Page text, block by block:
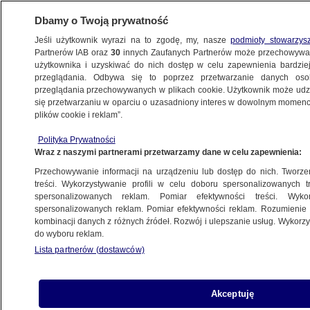
BIZNES
NAJNOWSZE
od dziesięcioleci
22.06.2010, 20:50Aktualizacja: 22.06.2010, 21:23
Udostępnij
Najbardziej restrykcyjny budżet od
11 brytyjski minister finansów George Osborne.
Dbamy o Twoją prywatność
Jeśli użytkownik wyrazi na to zgodę, my, naszepodmioty
Partnerów IAB oraz30 innych Zaufanych Partnerów może
użytkownika i uzyskiwać do nich dostęp w celu zapewnienia
przeglądania. Odbywa się to poprzez przetwarzanie danych
przeglądania przechowywanych w plikach cookie. Użytkownik może
się przetwarzaniu w oparciu o uzasadniony interes w dowolnym
plików cookie i reklam”.
Polityka Prywatności
Wraz z naszymi partnerami przetwarzamy dane w celu zapewnienia:
Przechowywanie informacji na urządzeniu lub dostęp do nich.
treści. Wykorzystywanie profili w celu doboru spersonalizowanych
spersonalizowanych reklam. Pomiar efektywności treści.
spersonalizowanych reklam. Pomiar efektywności reklam.
kombinacji danych z różnych źródeł. Rozwój i ulepszanie usług.
do wyboru reklam.
Lista partnerów (dostawców)
Akceptuję